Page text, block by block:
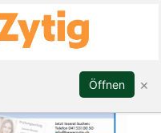
Öffnen ×